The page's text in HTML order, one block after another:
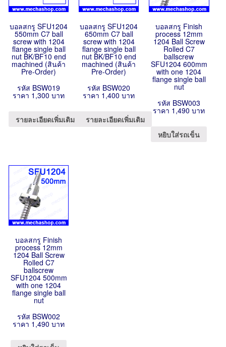
บอลสกรู SFU1204
550mm C7 ball
screw with 1204
flange single ball
nut BK/BF10 end
machined (สินค้า
Pre-Order)
รหัส BSW019
ราคา 1,300 บาท
รายละเอียดเพิ่มเติม
บอลสกรู SFU1204
650mm C7 ball
screw with 1204
flange single ball
nut BK/BF10 end
machined (สินค้า
Pre-Order)
รหัส BSW020
ราคา 1,400 บาท
รายละเอียดเพิ่มเติม
บอลสกรู Finish
process 12mm
1204 Ball Screw
Rolled C7
ballscrew
SFU1204 600mm
with one 1204
flange single ball
nut
รหัส BSW003
ราคา 1,490 บาท
หยิบใส่รถเข็น
บอลสกรู Finish
process 12mm
1204 Ball Screw
Rolled C7
ballscrew
SFU1204 500mm
with one 1204
flange single ball
nut
รหัส BSW002
ราคา 1,490 บาท